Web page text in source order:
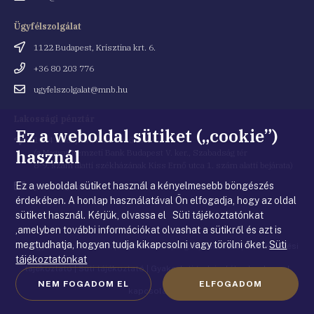
Ügyfélszolgálat
Cím
1122 Budapest, Krisztina krt. 6.
Telefonszám
+36 80 203 776
Emailugyfelszolgalat@mnb.hu
Cím 1054 Budapest, Kiss Ernő utca 1.
(a Magyar Nemzeti Bank Budapest V. ker., Szabadság tér
8-9. szám alatti székházának Kiss Ernő utca 1. szám alatti bejárata)
Email
cím
penztar@mnb.hu
© Magyar Nemzeti Bank |Impresszum|Jogi nyilatkozat|Adatkezelési
tájékoztató|Süti tájékoztató| Gyakorlati tudnivalók a honlappal
kapcsolatban
Ez a weboldal sütiket („cookie”)
használ
Ez a weboldal sütiket használ a kényelmesebb böngészés
érdekében. A honlap használatával Ön elfogadja, hogy az oldal
sütiket használ. Kérjük, olvassa el Süti tájékoztatónkat
,amelyben további információkat olvashat a sütikről és azt is
megtudhatja, hogyan tudja kikapcsolni vagy törölni őket.Süti
tájékoztatónkat
NEM FOGADOM EL ELFOGADOM